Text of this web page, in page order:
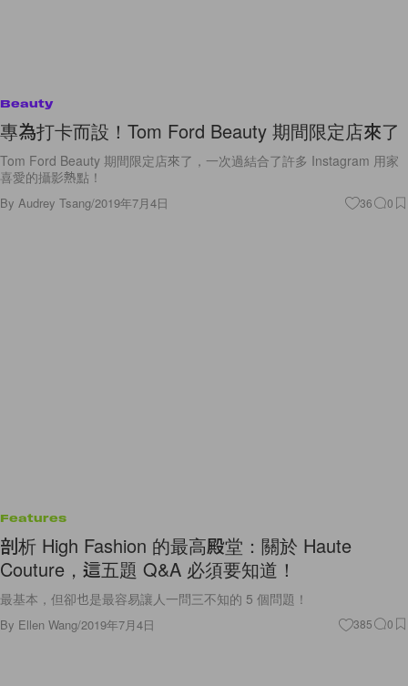
Beauty
專為打卡而設！Tom Ford Beauty 期間限定店來了
Tom Ford Beauty 期間限定店來了，一次過結合了許多 Instagram 用家
喜愛的攝影熱點！
By Audrey Tsang/2019年7月4日 36 0
Features
剖析 High Fashion 的最高殿堂：關於 Haute
Couture，這五題 Q&A 必須要知道！
最基本，但卻也是最容易讓人一問三不知的 5 個問題！
By Ellen Wang/2019年7月4日 385 0